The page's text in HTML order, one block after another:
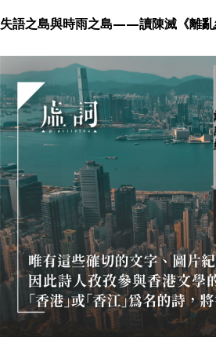
失語之島與時雨之島——讀陳滅《離亂